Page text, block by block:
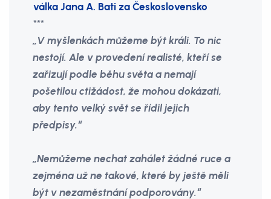
válka Jana A. Bati za Československo
***
„V myšlenkách můžeme být králi. To nic
nestojí. Ale v provedení realisté, kteří se
zařizují podle běhu světa a nemají
pošetilou ctižádost, že mohou dokázati,
aby tento velký svět se řídil jejich
předpisy.“
„Nemůžeme nechat zahálet žádné ruce a
zejména už ne takové, které by ještě měli
být v nezaměstnání podporovány.“